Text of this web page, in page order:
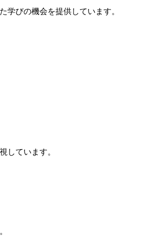
学びの機会を提供しています。
しています。